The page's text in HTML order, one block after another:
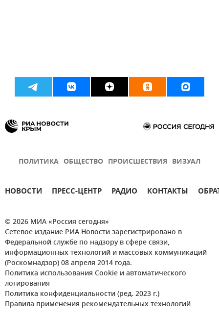
ПОЛИТИКА ОБЩЕСТВО ПРОИСШЕСТВИЯ ВИЗУАЛ
НОВОСТИ ПРЕСС-ЦЕНТР РАДИО КОНТАКТЫ
© 2026 МИА «Россия сегодня»
Сетевое издание РИА Новости зарегистрировано в
Федеральной службе по надзору в сфере связи,
информационных технологий и массовых коммуникаций
(Роскомнадзор) 08 апреля 2014 года.
Политика использования Cookie и автоматического
логирования
Политика конфиденциальности (ред. 2023 г.)
Правила применения рекомендательных технологий